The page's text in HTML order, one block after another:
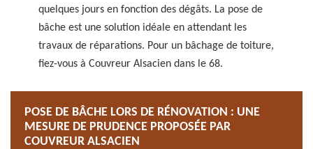
quelques jours en fonction des dégâts. La pose de
bâche est une solution idéale en attendant les
travaux de réparations. Pour un bâchage de toiture,
fiez-vous à Couvreur Alsacien dans le 68.
POSE DE BÂCHE LORS DE RÉNOVATION : UNE
MESURE DE PRUDENCE PROPOSÉE PAR
COUVREUR ALSACIEN